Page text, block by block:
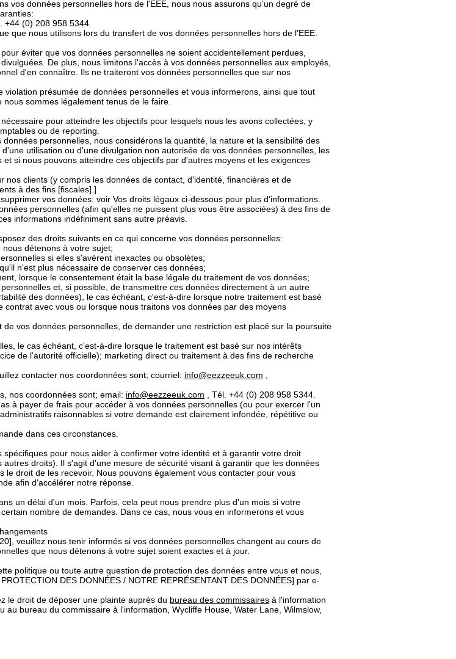
vos données personnelles hors de l'EEE, nous nous assurons qu'un degré de
+44 (0) 208 958 5344.
que nous utilisons lors du transfert de vos données personnelles hors de l'EEE.
éviter que vos données personnelles ne soient accidentellement perdues,
De plus, nous limitons l'accès à vos données personnelles aux employés,
d'en connaître. Ils ne traiteront vos données personnelles que sur nos
présumée de données personnelles et vous informerons, ainsi que tout
sommes légalement tenus de le faire.
pour atteindre les objectifs pour lesquels nous les avons collectées, y
ou de reporting.
personnelles, nous considérons la quantité, la nature et la sensibilité des
utilisation ou d'une divulgation non autorisée de vos données personnelles, les
si nous pouvons atteindre ces objectifs par d'autres moyens et les exigences
clients (y compris les données de contact, d'identité, financières et de
à des fins [fiscales].]
vos données: voir Vos droits légaux ci-dessous pour plus d'informations.
personnelles (afin qu'elles ne puissent plus vous être associées) à des fins de
informations indéfiniment sans autre préavis.
des droits suivants en ce qui concerne vos données personnelles:
détenons à votre sujet;
si elles s'avèrent inexactes ou obsolètes;
n'est plus nécessaire de conserver ces données;
lorsque le consentement était la base légale du traitement de vos données;
et, si possible, de transmettre ces données directement à un autre
des données), le cas échéant, c'est-à-dire lorsque notre traitement est basé
avec vous ou lorsque nous traitons vos données par des moyens
vos données personnelles, de demander une restriction est placé sur la poursuite
le cas échéant, c'est-à-dire lorsque le traitement est basé sur nos intérêts
de l'autorité officielle); marketing direct ou traitement à des fins de recherche
contacter nos coordonnées sont; courriel: info@eezzeeuk.com
nos coordonnées sont; email: info@eezzeeuk.com , Tél. +44 (0) 208 958 5344.
à payer de frais pour accéder à vos données personnelles (ou pour exercer l'un
raisonnables si votre demande est clairement infondée, répétitive ou
dans ces circonstances.
pour nous aider à confirmer votre identité et à garantir votre droit
droits). Il s'agit d'une mesure de sécurité visant à garantir que les données
droit de les recevoir. Nous pouvons également vous contacter pour vous
afin d'accélérer notre réponse.
un délai d'un mois. Parfois, cela peut nous prendre plus d'un mois si votre
nombre de demandes. Dans ce cas, nous vous en informerons et vous
veuillez nous tenir informés si vos données personnelles changent au cours de
que nous détenons à votre sujet soient exactes et à jour.
politique ou toute autre question de protection des données entre vous et nous,
DES DONNÉES / NOTRE REPRÉSENTANT DES DONNÉES] par e-
le droit de déposer une plainte auprès du bureau des commissaires à l'information
au bureau du commissaire à l'information, Wycliffe House, Water Lane, Wilmslow,